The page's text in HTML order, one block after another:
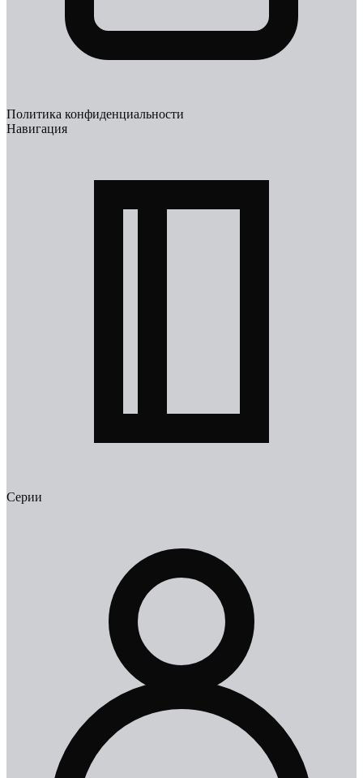
Политика конфиденциальности
Навигация
Серии